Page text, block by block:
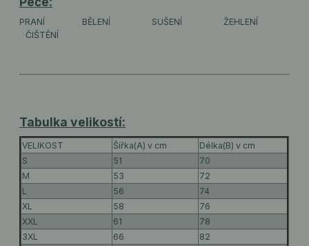
PRANÍ BĚLENÍ SUŠENÍ
ŽEHLENÍ
ČIŠTĚNÍ
Tabulka velikostí:
VELIKOST Šířka(A) v cm
Délka(B) v cm
S
51
70
M
53
72
L
56
74
XL
58
76
XXL
61
78
3XL
66
82